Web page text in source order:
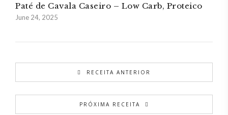
Paté de Cavala Caseiro – Low Carb, Proteico
June 24, 2025
RECEITA ANTERIOR
PRÓXIMA RECEITA